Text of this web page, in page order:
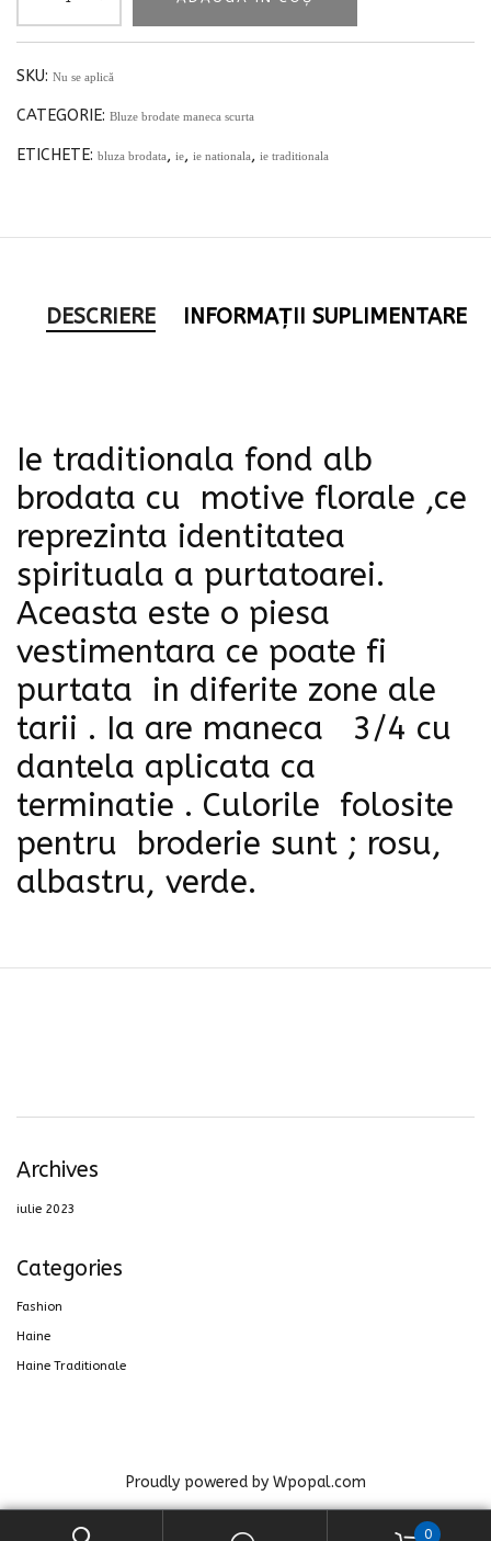
SKU: Nu se aplică
CATEGORIE: Bluze brodate maneca scurta
ETICHETE: bluza brodata, ie, ie nationala, ie traditionala
DESCRIERE INFORMAȚII SUPLIMENTARE
Ie traditionala fond alb
brodata cu motive florale ,ce
reprezinta identitatea
spirituala a purtatoarei.
Aceasta este o piesa
vestimentara ce poate fi
purtata in diferite zone ale
tarii . Ia are maneca 3/4 cu
dantela aplicata ca
terminatie . Culorile folosite
pentru broderie sunt ; rosu,
albastru, verde.
Archives
iulie 2023
Categories
Fashion
Haine
Haine Traditionale
Proudly powered by Wpopal.com
0